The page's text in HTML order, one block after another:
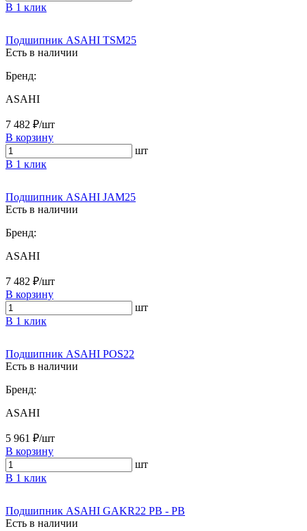
В 1 клик
Подшипник ASAHI TSM25
Есть в наличии
Бренд:
ASAHI
7 482 ₽/шт
В корзину
шт
В 1 клик
Подшипник ASAHI JAM25
Есть в наличии
Бренд:
ASAHI
7 482 ₽/шт
В корзину
шт
В 1 клик
Подшипник ASAHI POS22
Есть в наличии
Бренд:
ASAHI
5 961 ₽/шт
В корзину
шт
В 1 клик
Подшипник ASAHI GAKR22 PB - PB
Есть в наличии